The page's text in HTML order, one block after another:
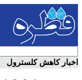
کاهش کلسترول